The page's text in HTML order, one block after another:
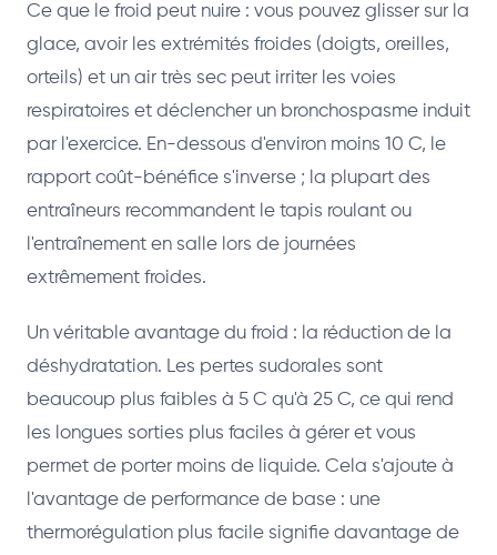
Ce que le froid peut nuire : vous pouvez glisser sur la
glace, avoir les extrémités froides (doigts, oreilles,
orteils) et un air très sec peut irriter les voies
respiratoires et déclencher un bronchospasme induit
par l'exercice. En-dessous d'environ moins 10 C, le
rapport coût-bénéfice s'inverse ; la plupart des
entraîneurs recommandent le tapis roulant ou
l'entraînement en salle lors de journées
extrêmement froides.
Un véritable avantage du froid : la réduction de la
déshydratation. Les pertes sudorales sont
beaucoup plus faibles à 5 C qu'à 25 C, ce qui rend
les longues sorties plus faciles à gérer et vous
permet de porter moins de liquide. Cela s'ajoute à
l'avantage de performance de base : une
thermorégulation plus facile signifie davantage de